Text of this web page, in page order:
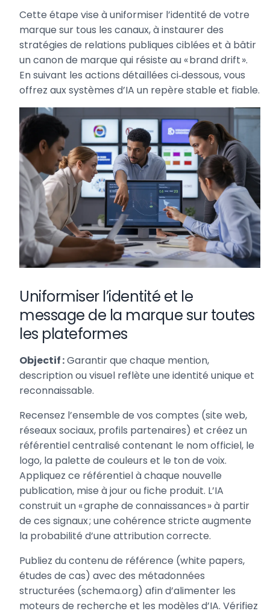
Cette étape vise à uniformiser l’identité de votre
marque sur tous les canaux, à instaurer des
stratégies de relations publiques ciblées et à bâtir
un canon de marque qui résiste au « brand drift ».
En suivant les actions détaillées ci‑dessous, vous
offrez aux systèmes d’IA un repère stable et fiable.
Uniformiser l’identité et le
message de la marque sur toutes
les plateformes
Objectif :Garantir que chaque mention,
description ou visuel reflète une identité unique et
reconnaissable.
Recensez l’ensemble de vos comptes (site web,
réseaux sociaux, profils partenaires) et créez un
référentiel centralisé contenant le nom officiel, le
logo, la palette de couleurs et le ton de voix.
Appliquez ce référentiel à chaque nouvelle
publication, mise à jour ou fiche produit. L’IA
construit un « graphe de connaissances » à partir
de ces signaux ; une cohérence stricte augmente
la probabilité d’une attribution correcte.
Publiez du contenu de référence (white papers,
études de cas) avec des métadonnées
structurées (schema.org) afin d’alimenter les
moteurs de recherche et les modèles d’IA. Vérifiez